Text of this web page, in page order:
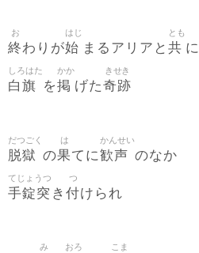
終
お
わりが始
はじ
まるアリアと 共
とも
に
白旗
しろはた
を掲
かか
げた奇跡
きせき
脱獄
だつごく
の果
は
てに歓声
かんせい
のなか
手錠突
てじょうつ
き 付
つ
けられ
み おろ こま